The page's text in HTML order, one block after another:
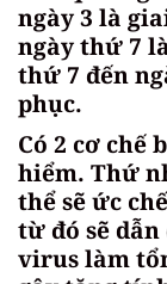
ngày 3 là
ngày thứ 7
thứ 7 đến
phục.
Có 2 cơ chế
hiểm. Thứ
thể sẽ ức
từ đó sẽ
virus làm